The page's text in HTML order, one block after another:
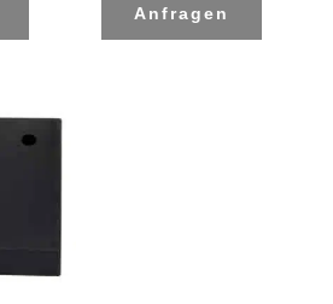
Anfragen